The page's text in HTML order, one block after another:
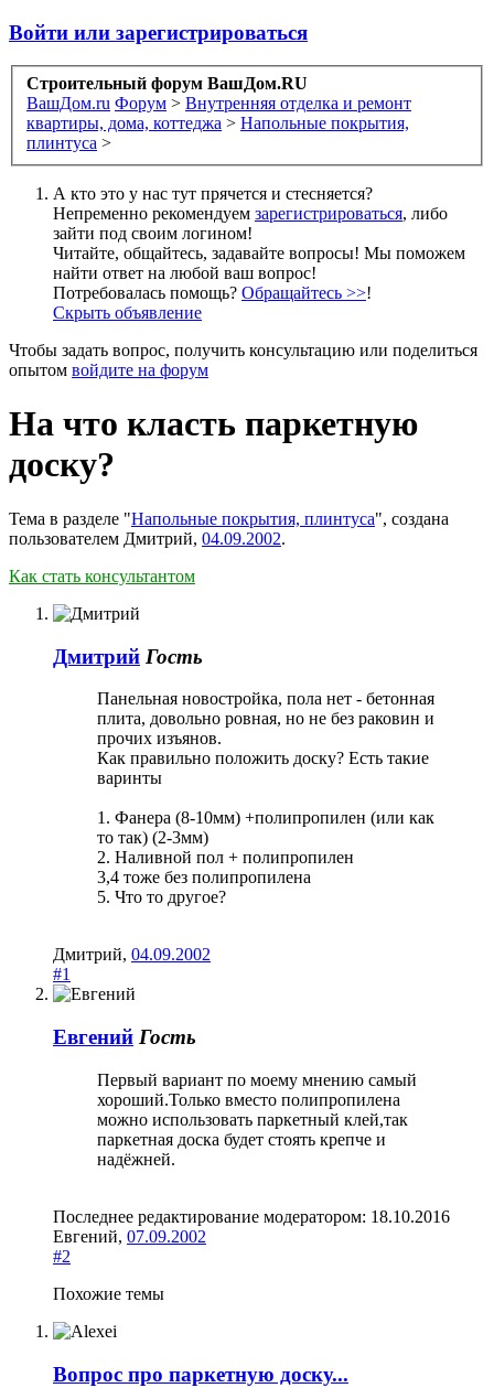
Войти или зарегистрироваться
Строительный форум ВашДом.RU
ВашДом.ru Форум > Внутренняя отделка и ремонт
квартиры, дома, коттеджа > Напольные покрытия,
плинтуса >
А кто это у нас тут прячется и стесняется?
Непременно рекомендуем зарегистрироваться, либо
зайти под своим логином!
Читайте, общайтесь, задавайте вопросы! Мы поможем
найти ответ на любой ваш вопрос!
Потребовалась помощь? Обращайтесь >>!
Скрыть объявление
Чтобы задать вопрос, получить консультацию или поделиться
опытом войдите на форум
На что класть паркетную
доску?
Тема в разделе "Напольные покрытия, плинтуса", создана
пользователем Дмитрий, 04.09.2002.
Как стать консультантом
Дмитрий Гость
Панельная новостройка, пола нет - бетонная
плита, довольно ровная, но не без раковин и
прочих изъянов.
Как правильно положить доску? Есть такие
варинты
1. Фанера (8-10мм) +полипропилен (или как
то так) (2-3мм)
2. Наливной пол + полипропилен
3,4 тоже без полипропилена
5. Что то другое?
Дмитрий, 04.09.2002
#1
Евгений Гость
Первый вариант по моему мнению самый
хороший.Только вместо полипропилена
можно использовать паркетный клей,так
паркетная доска будет стоять крепче и
надёжней.
Последнее редактирование модератором: 18.10.2016
Евгений, 07.09.2002
#2
Похожие темы
Вопрос про паркетную доску...